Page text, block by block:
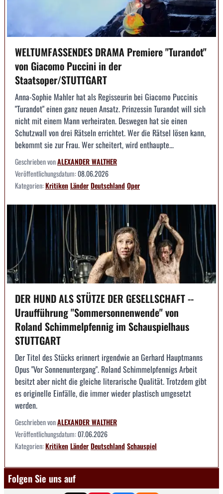
WELTUMFASSENDES DRAMA Premiere "Turandot"
von Giacomo Puccini in der
Staatsoper/STUTTGART
Anna-Sophie Mahler hat als Regisseurin bei Giacomo Puccinis
"Turandot" einen ganz neuen Ansatz. Prinzessin Turandot will sich
nicht mit einem Mann verheiraten. Deswegen hat sie einen
Schutzwall von drei Rätseln errichtet. Wer die Rätsel lösen kann,
bekommt sie zur Frau. Wer scheitert, wird enthaupte...
Geschrieben vonALEXANDER WALTHER
Veröffentlichungsdatum:08.06.2026
Kategorien:KritikenLänderDeutschlandOper
DER HUND ALS STÜTZE DER GESELLSCHAFT --
Uraufführung "Sommersonnenwende" von
Roland Schimmelpfennig im Schauspielhaus
STUTTGART
Der Titel des Stücks erinnert irgendwie an Gerhard Hauptmanns
Opus "Vor Sonnenuntergang". Roland Schimmelpfennigs Arbeit
besitzt aber nicht die gleiche literarische Qualität. Trotzdem gibt
es originelle Einfälle, die immer wieder plastisch umgesetzt
werden.
Geschrieben vonALEXANDER WALTHER
Veröffentlichungsdatum:07.06.2026
Kategorien:KritikenLänderDeutschlandSchauspiel
Folgen Sie uns auf